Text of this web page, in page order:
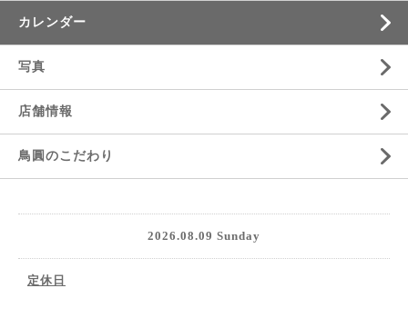
カレンダー
写真
店舗情報
鳥圓のこだわり
2026.08.09 Sunday
定休日